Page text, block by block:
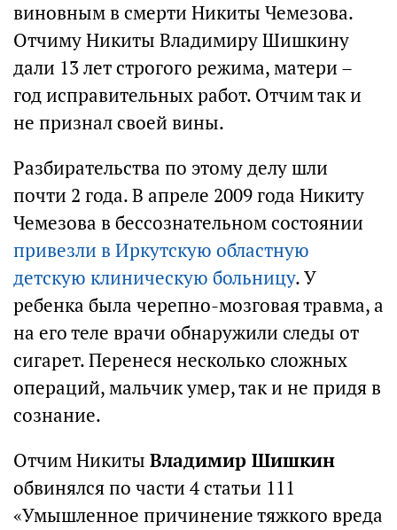
виновным в смерти Никиты Чемезова.
Отчиму Никиты Владимиру Шишкину
дали 13 лет строгого режима, матери –
год исправительных работ. Отчим так и
не признал своей вины.
Разбирательства по этому делу шли
почти 2 года. В апреле 2009 года Никиту
Чемезова в бессознательном состоянии
привезли в Иркутскую областную
детскую клиническую больницу. У
ребенка была черепно-мозговая травма, а
на его теле врачи обнаружили следы от
сигарет. Перенеся несколько сложных
операций, мальчик умер, так и не придя в
сознание.
Отчим Никиты Владимир Шишкин
обвинялся по части 4 статьи 111
«Умышленное причинение тяжкого вреда